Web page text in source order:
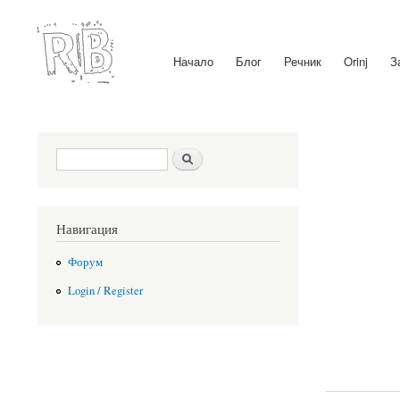
Main menu Начало Блог Речник Orinj
Search form
Навигация
Форум
Login / Register